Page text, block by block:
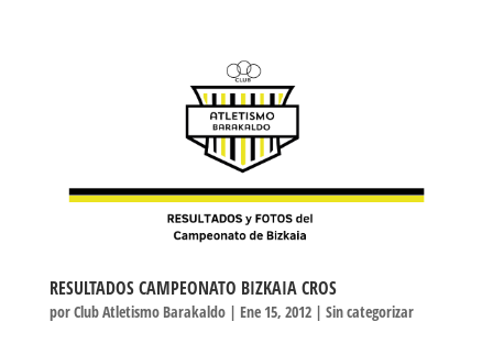
RESULTADOS CAMPEONATO BIZKAIA CROS
porClub Atletismo Barakaldo| Ene 15, 2012| Sin categorizar